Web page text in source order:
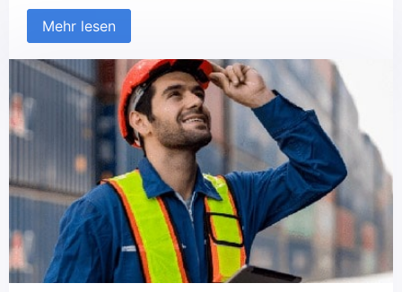
Unternehmen wichtiger denn je. Die Konkurrenz um
Talente ist intensiv, und die Kosten für die
können erheblich sein. Daher wird es für
Unternehmen unerlässlich, Strategien zu
entwickeln, die nicht nur […]
Mehr lesen